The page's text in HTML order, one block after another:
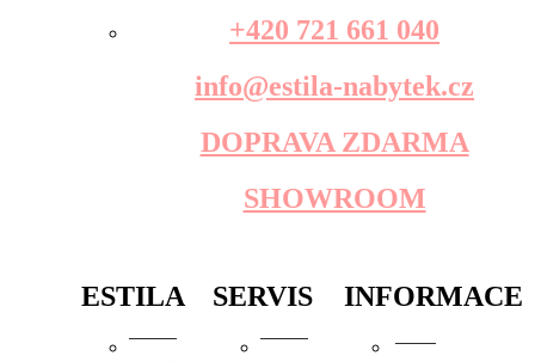
+420 721 661 040
info@estila-nabytek.cz
DOPRAVA ZDARMA
SHOWROOM
ESTILA SERVIS INFORMACE